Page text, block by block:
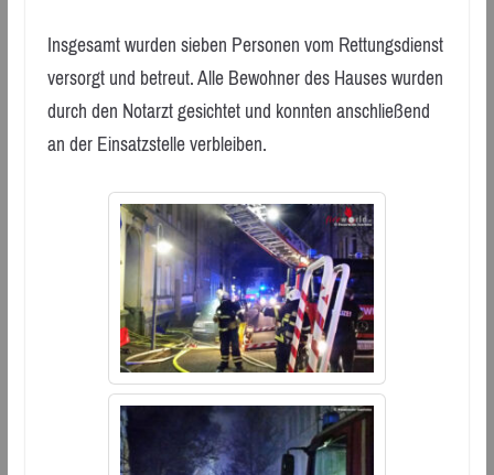
Insgesamt wurden sieben Personen vom Rettungsdienst
versorgt und betreut. Alle Bewohner des Hauses wurden
durch den Notarzt gesichtet und konnten anschließend
an der Einsatzstelle verbleiben.